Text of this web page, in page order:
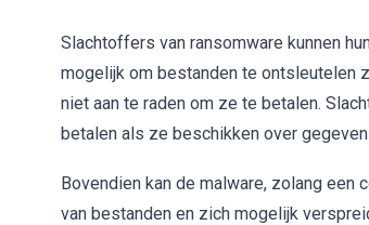
Slachtoffers van ransomware kunnen
mogelijk om bestanden te ontsleutelen
niet aan te raden om ze te betalen.
betalen als ze beschikken over
Bovendien kan de malware, zolang
van bestanden en zich mogelijk